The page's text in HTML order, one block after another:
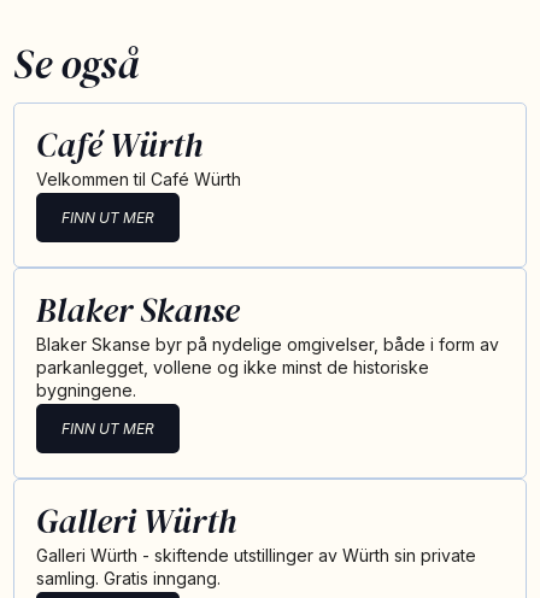
Se også
Café Würth
Velkommen til Café Würth
FINN UT MER
Blaker Skanse
Blaker Skanse byr på nydelige omgivelser, både i form av
parkanlegget, vollene og ikke minst de historiske
bygningene.
FINN UT MER
Galleri Würth
Galleri Würth - skiftende utstillinger av Würth sin private
samling. Gratis inngang.